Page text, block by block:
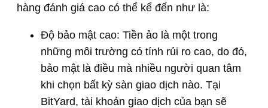
hàng đánh giá cao có thể kể đến như là:
Độ bảo mật cao: Tiền ảo là một trong
những môi trường có tính rủi ro cao, do đó,
bảo mật là điều mà nhiều người quan tâm
khi chọn bất kỳ sàn giao dịch nào. Tại
BitYard, tài khoản giao dịch của bạn sẽ